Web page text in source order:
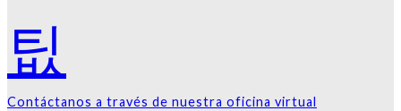
Contáctanos a través de nuestra oficina virtual